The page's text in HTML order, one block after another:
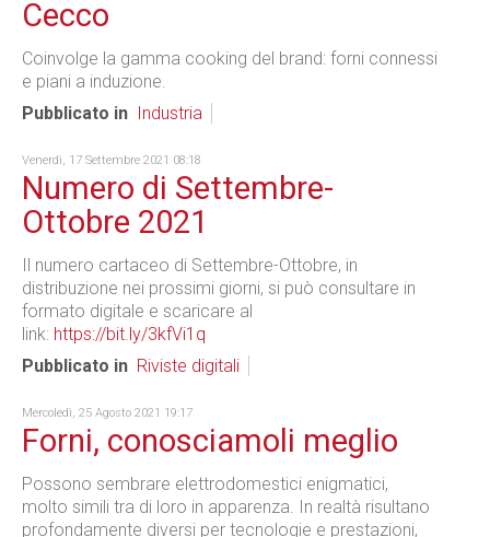
Cecco
Coinvolge la gamma cooking del brand: forni connessi
e piani a induzione.
Pubblicato in
Industria
Venerdì, 17 Settembre 2021 08:18
Numero di Settembre-
Ottobre 2021
Il numero cartaceo di Settembre-Ottobre, in
distribuzione nei prossimi giorni, si può consultare in
formato digitale e scaricare al
link: https://bit.ly/3kfVi1q
Pubblicato in Riviste digitali
Mercoledì, 25 Agosto 2021 19:17
Forni, conosciamoli meglio
Possono sembrare elettrodomestici enigmatici,
molto simili tra di loro in apparenza. In realtà risultano
profondamente diversi per tecnologie e prestazioni,